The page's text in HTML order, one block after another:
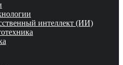
интеллект (ИИ)